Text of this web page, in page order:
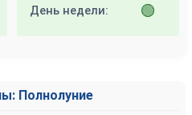
День недели: 🟢
Полнолуние